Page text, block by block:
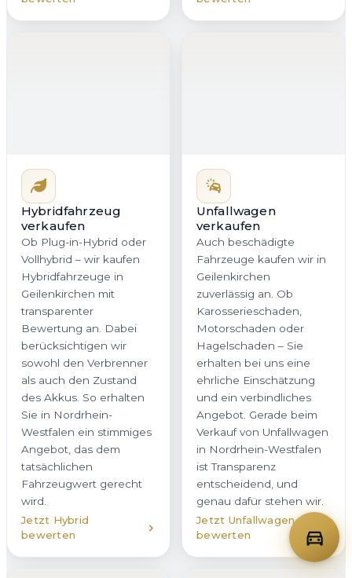
Hybridfahrzeug
verkaufen
Ob Plug-in-Hybrid oder
Vollhybrid – wir kaufen
Hybridfahrzeuge in
Geilenkirchen mit
transparenter
Bewertung an. Dabei
berücksichtigen wir
sowohl den Verbrenner
als auch den Zustand
des Akkus. So erhalten
Sie in Nordrhein-
Westfalen ein stimmiges
Angebot, das dem
tatsächlichen
Fahrzeugwert gerecht
wird.
Jetzt Hybrid
bewerten
Unfallwagen
verkaufen
Auch beschädigte
Fahrzeuge kaufen wir in
Geilenkirchen
zuverlässig an. Ob
Karosserieschaden,
Motorschaden oder
Hagelschaden – Sie
erhalten bei uns eine
ehrliche Einschätzung
und ein verbindliches
Angebot. Gerade beim
Verkauf von Unfallwagen
in Nordrhein-Westfalen
ist Transparenz
entscheidend, und
genau dafür stehen wir.
Jetzt Unfallwagen
bewerten